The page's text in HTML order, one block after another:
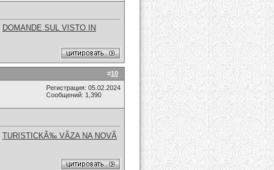
DOMANDE SUL VISTO IN
#10
Регистрация: 05.02.2024
Сообщений: 1,390
TURISTICKÃ‰ VÃZA NA NOVÃ